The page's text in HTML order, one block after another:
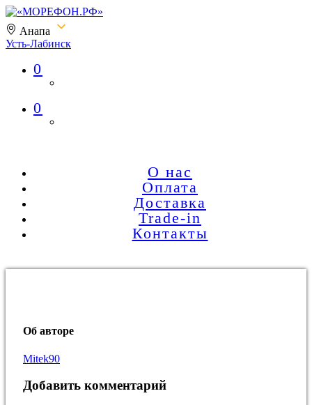
Анапа
Усть-Лабинск
«МОРЕФОН.РФ»
0
0
О нас
Оплата
Доставка
Trade-in
Контакты
Об авторе
Mitek90
Добавить комментарий